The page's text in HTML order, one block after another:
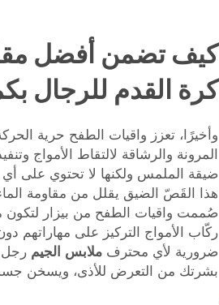
كيف تضمن أفضل
كرة القدم للرجال
وأخيرًا، تعزز واقيات الطفح حرية
المرونة والرشاقة لالتقاط الأمواج
ضيقة الملمس ولكنها لا تحتوي على أي
هذا القَصّ الضيق يقلل من مقاومة
صُممت واقيات الطفح من بيزار لتكون
ركّاب الأمواج التركيز على مهاراتهم
ضرورية لأي محترف ملابس الجيم رجل
بشرتك من التعرض للأذى، ويسخن